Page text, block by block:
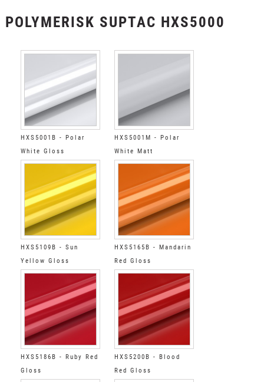
POLYMERISK SUPTAC HXS5000
HXS5001B - Polar
White Gloss
HXS5001M - Polar
White Matt
HXS5109B - Sun
Yellow Gloss
HXS5165B - Mandarin
Red Gloss
HXS5186B - Ruby Red
Gloss
HXS5200B - Blood
Red Gloss